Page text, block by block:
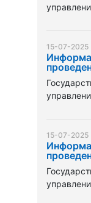
15-07-2025
15-07-2025